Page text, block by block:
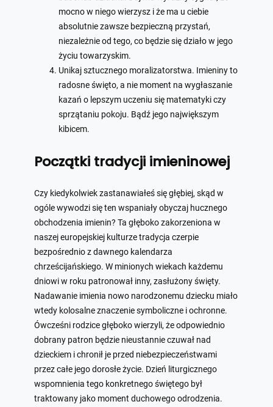
mocno w niego wierzysz i że ma u ciebie
absolutnie zawsze bezpieczną przystań,
niezależnie od tego, co będzie się działo w jego
życiu towarzyskim.
Unikaj sztucznego moralizatorstwa. Imieniny to
radosne święto, a nie moment na wygłaszanie
kazań o lepszym uczeniu się matematyki czy
sprzątaniu pokoju. Bądź jego największym
kibicem.
Początki tradycji imieninowej
Czy kiedykolwiek zastanawiałeś się głębiej, skąd w
ogóle wywodzi się ten wspaniały obyczaj hucznego
obchodzenia imienin? Ta głęboko zakorzeniona w
naszej europejskiej kulturze tradycja czerpie
bezpośrednio z dawnego kalendarza
chrześcijańskiego. W minionych wiekach każdemu
dniowi w roku patronował inny, zasłużony święty.
Nadawanie imienia nowo narodzonemu dziecku miało
wtedy kolosalne znaczenie symboliczne i ochronne.
Ówcześni rodzice głęboko wierzyli, że odpowiednio
dobrany patron będzie nieustannie czuwał nad
dzieckiem i chronił je przed niebezpieczeństwami
przez całe jego dorosłe życie. Dzień liturgicznego
wspomnienia tego konkretnego świętego był
traktowany jako moment duchowego odrodzenia.